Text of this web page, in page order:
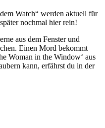
Watch“ werden aktuell für
nochmal hier rein!
aus dem Fenster und
Einen Mord bekommt
Woman in the Window‘ aus
kann, erfährst du in der